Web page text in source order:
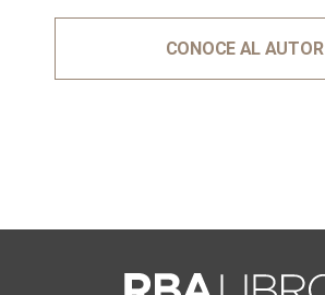
CONOCE AL AUTOR